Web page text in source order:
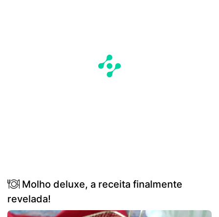
Molho deluxe, a receita finalmente
revelada!